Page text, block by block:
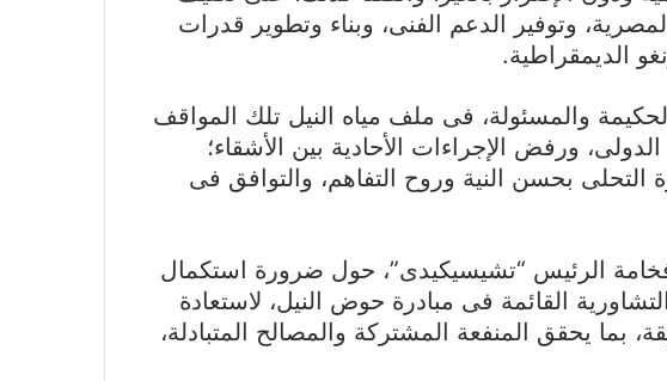
وتوفير الدعم الفنى، وبناء وتطوير قدرات
الديمقراطية.
والمسئولة، فى ملف مياه النيل تلك المواقف
ورفض الإجراءات الأحادية بين الأشقاء؛
التحلى بحسن النية وروح التفاهم، والتوافق فى
الرئيس “تشيسيكيدى”، حول ضرورة استكمال
القائمة فى مبادرة حوض النيل، لاستعادة
بما يحقق المنفعة المشتركة والمصالح المتبادلة،